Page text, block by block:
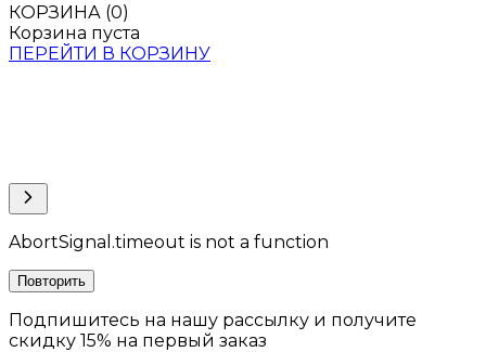
КОРЗИНА (0)
Корзина пуста
ПЕРЕЙТИ В КОРЗИНУ
AbortSignal.timeout is not a function
Повторить
Подпишитесь на нашу рассылку и получите
скидку 15% на первый заказ